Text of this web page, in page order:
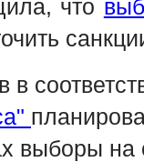
что
в
выборы на